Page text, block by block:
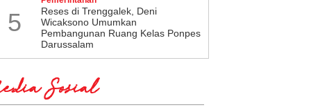
5
​Reses di Trenggalek, Deni
Wicaksono Umumkan
Pembangunan Ruang Kelas Ponpes
Darussalam
Sosial